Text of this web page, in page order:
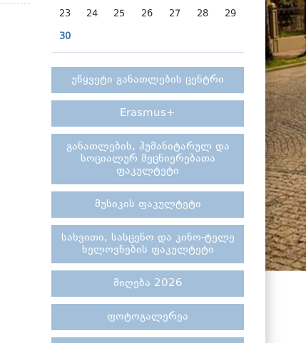
23 24 25 26 27 28 29
30
უწყვეტი განათლების ცენტრი
Erasmus+
განათლების, ჰუმანიტარულ და
სოციალურ მეცნიერებათა
ფაკულტეტი
მუსიკის ფაკულტეტი
სახვითი, სასცენო და კინო-ტელე
ხელოვნების ფაკულტეტი
მიღება 2026
ფოტოგალერეა